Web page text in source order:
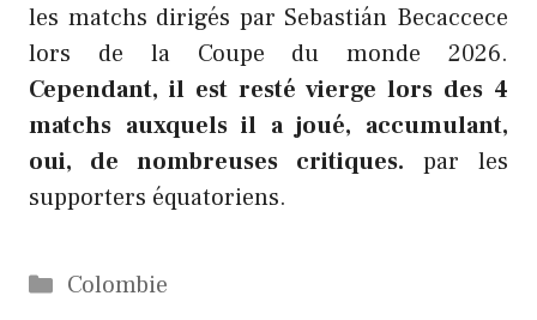
les matchs dirigés par Sebastián Becaccece
lors de la Coupe du monde 2026.
Cependant, il est resté vierge lors des 4
matchs auxquels il a joué, accumulant,
oui, de nombreuses critiques. par les
supporters équatoriens.
Catégories
Colombie